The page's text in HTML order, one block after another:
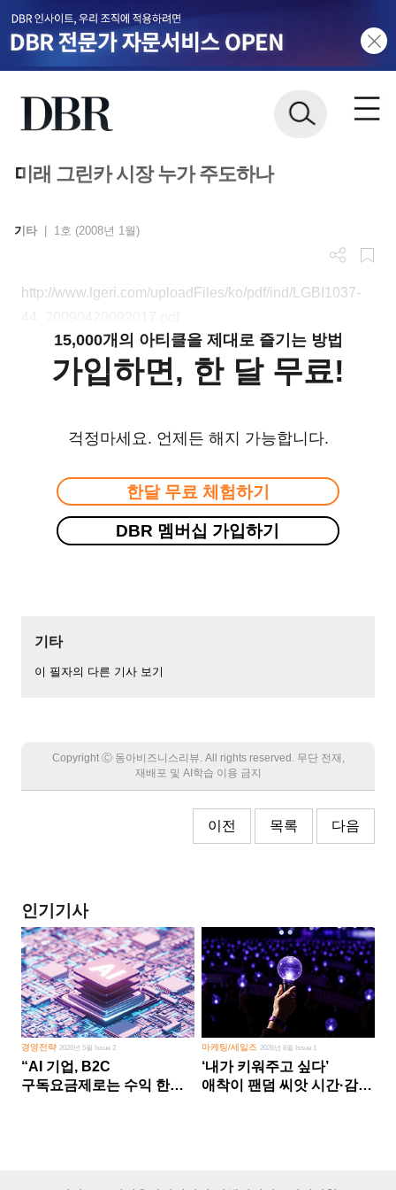
미래 그린카 시장 누가 주도하나
기타 1호 (2008년 1월)
http://www.lgeri.com/uploadFiles/ko/pdf/ind/LGBI1037-
15,000개의 아티클을 제대로 즐기는 방법
가입하면, 한 달 무료!
걱정마세요. 언제든 해지 가능합니다.
한달 무료 체험하기
DBR 멤버십 가입하기
기타
이 필자의 다른 기사 보기
Copyright Ⓒ 동아비즈니스리뷰. All rights reserved. 무단 전재,
재배포 및 AI학습 이용 금지
이전 목록 다음
인기기사
경영전략 2026년 5월 Issue 2
“AI 기업, B2C
구독요금제로는 수익 한계
마케팅/세일즈 2026년 8월 Issue 1
‘내가 키워주고 싶다’
애착이 팬덤 씨앗 시간·감정